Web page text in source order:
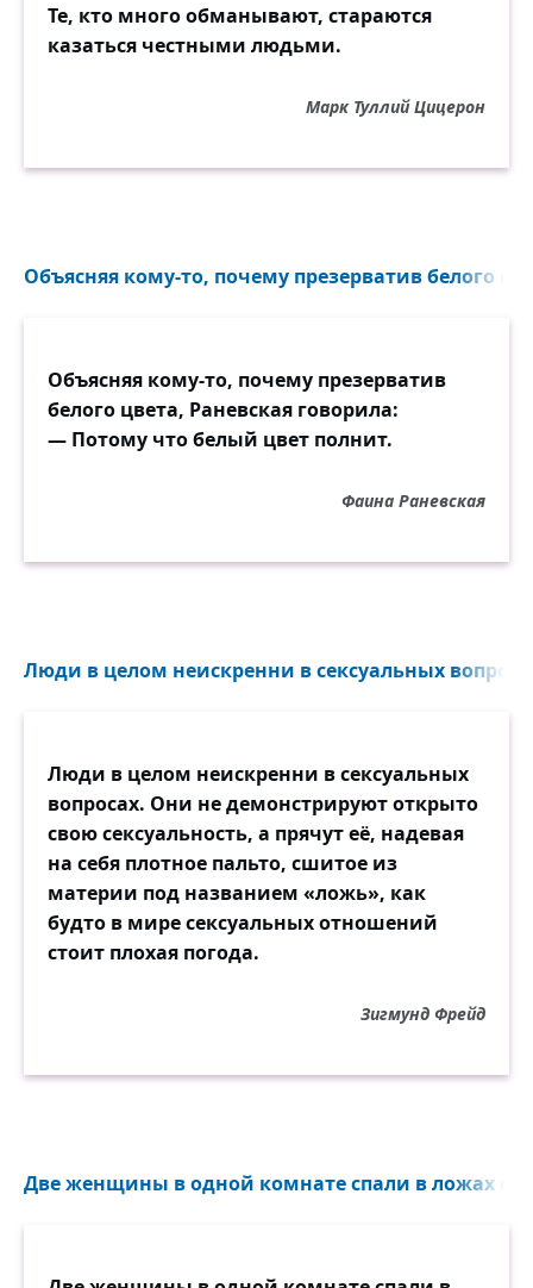
Те, кто много обманывают, стараются
казаться честными людьми.
Марк Туллий Цицерон
Объясняя кому-то, почему презерватив белого
Объясняя кому-то, почему презерватив
белого цвета, Раневская говорила:
— Потому что белый цвет полнит.
Фаина Раневская
Люди в целом неискренни в сексуальных
Люди в целом неискренни в сексуальных
вопросах. Они не демонстрируют открыто
свою сексуальность, а прячут её, надевая
на себя плотное пальто, сшитое из
материи под названием «ложь», как
будто в мире сексуальных отношений
стоит плохая погода.
Зигмунд Фрейд
Две женщины в одной комнате спали в ложах со